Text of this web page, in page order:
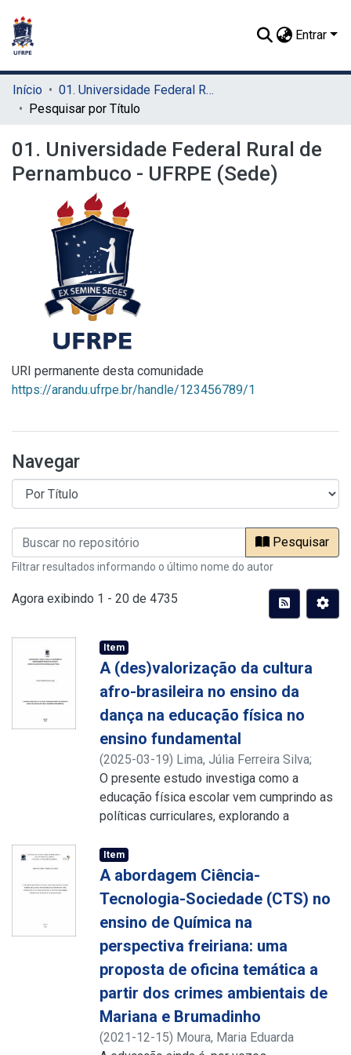
Entrar
Início
01. Universidade Federal Rural de Pernambuco - UFRPE (Sede)
Pesquisar por Título
01. Universidade Federal Rural de
Pernambuco - UFRPE (Sede)
URI permanente desta comunidade
https://arandu.ufrpe.br/handle/123456789/1
Navegar
Pesquisar
Filtrar resultados informando o último nome do autor
Agora exibindo 1 - 20 de 4735
Item
A (des)valorização da cultura
afro-brasileira no ensino da
dança na educação física no
ensino fundamental
(2025-03-19) Lima, Júlia Ferreira Silva;
Mello, Rachel Costa de Azevedo;
http://lattes.cnpq.br/8749101676171464;
http://lattes.cnpq.br/1082505675672589
O presente estudo investiga como a
educação física escolar vem cumprindo as
políticas curriculares, explorando a
do conteúdo de ensino dança afro-
brasileira, já que a Lei n. 10.639/03 e a Lei
n. 11.645/08 determinam a obrigatoriedade
do ensino da história e cultura afro-
brasileira e indígena nos componentes
curriculares. Buscamos entender como o
projeto colonial, através da colonialidade,
ainda permeia a valorização de alguns
conteúdos de ensino em detrimentos
daqueles de matriz afro-brasileira e
indígena. Nesse sentido, o presente estudo
Item
A abordagem Ciência-
Tecnologia-Sociedade (CTS) no
ensino de Química na
perspectiva freiriana: uma
proposta de oficina temática a
partir dos crimes ambientais de
Mariana e Brumadinho
(2021-12-15) Moura, Maria Eduarda